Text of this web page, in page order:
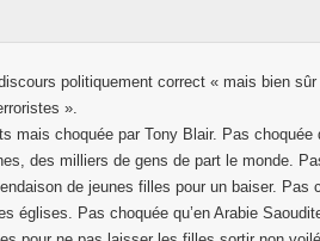
politiquement correct « mais bien
».
mais choquée par Tony Blair. Pas
des milliers de gens de part le monde.
de jeunes filles pour un baiser. Pas
églises. Pas choquée qu’en Arabie